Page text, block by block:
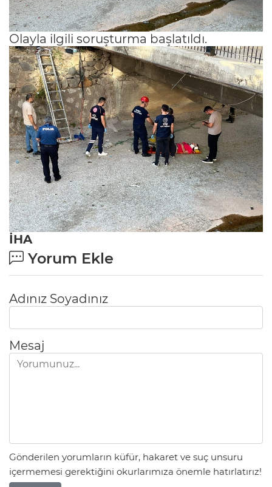
Olayla ilgili soruşturma başlatıldı.
İHA
Yorum Ekle
Adınız Soyadınız
Mesaj
Gönderilen yorumların küfür, hakaret ve suç unsuru
içermemesi gerektiğini okurlarımıza önemle hatırlatırız!